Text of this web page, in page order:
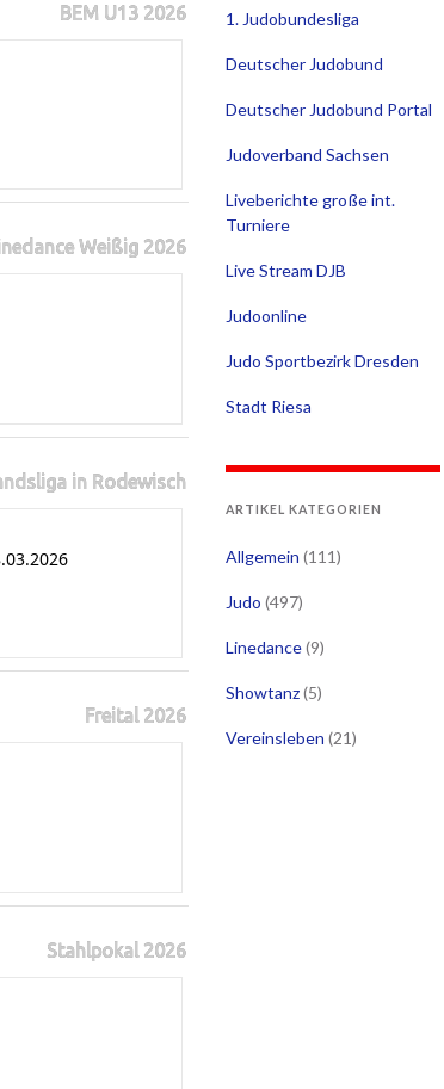
BEM U13 2026
Weißig 2026
in Rodewisch
Freital 2026
Stahlpokal 2026
1. Judobundesliga
Deutscher Judobund
Deutscher Judobund Portal
Judoverband Sachsen
Liveberichte große int.
Turniere
Live Stream DJB
Judoonline
Judo Sportbezirk Dresden
Stadt Riesa
ARTIKEL KATEGORIEN
Allgemein (111)
Judo (497)
Linedance(9)
Showtanz(5)
Vereinsleben (21)